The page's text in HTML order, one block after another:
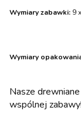
Wymiary zabawki: 9
Wymiary
Nasze
wspólnej zabawy!